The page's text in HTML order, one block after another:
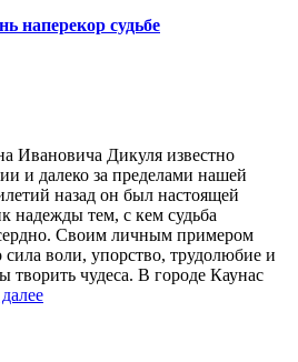
наперекор судьбе
Ивановича Дикуля известно
и далеко за пределами нашей
назад он был настоящей
надежды тем, с кем судьба
Своим личным примером
сила воли, упорство, трудолюбие и
чудеса. В городе Каунас